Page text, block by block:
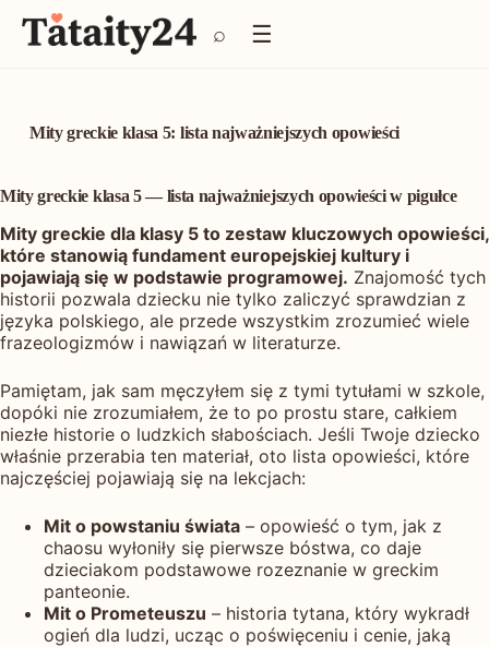
P
r
d
o
r
e
ś
c
i
⌕ ☰
Mity greckie klasa 5: lista najważniejszych opowieści
Mity greckie klasa 5 — lista najważniejszych opowieści w pigułce
Mity greckie dla klasy 5 to zestaw kluczowych opowieści,
które stanowią fundament europejskiej kultury i
pojawiają się w podstawie programowej. Znajomość tych
historii pozwala dziecku nie tylko zaliczyć sprawdzian z
języka polskiego, ale przede wszystkim zrozumieć wiele
frazeologizmów i nawiązań w literaturze.
Pamiętam, jak sam męczyłem się z tymi tytułami w szkole,
dopóki nie zrozumiałem, że to po prostu stare, całkiem
niezłe historie o ludzkich słabościach. Jeśli Twoje dziecko
właśnie przerabia ten materiał, oto lista opowieści, które
najczęściej pojawiają się na lekcjach:
Mit o powstaniu świata – opowieść o tym, jak z
chaosu wyłoniły się pierwsze bóstwa, co daje
dzieciakom podstawowe rozeznanie w greckim
panteonie.
Mit o Prometeuszu – historia tytana, który wykradł
ogień dla ludzi, ucząc o poświęceniu i cenie, jaką